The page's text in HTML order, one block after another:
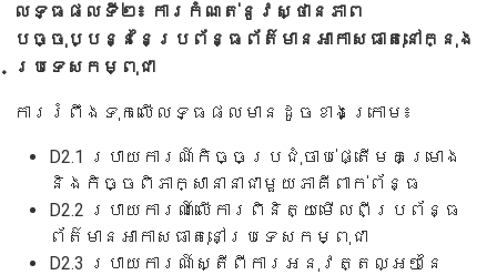
លទ្ធផលទី២៖ ការកំណត់នូវស្ថានភាព
បច្ចុប្បន្ននៃប្រព័ន្ធព័ត៌មានអាកាសធាតុនៅក្នុង
ប្រទេសកម្ពុជា
ការរំពឹងទុកលើលទ្ធផលមានដូចខាងក្រោម៖
D2.1 របាយការណ៍កិច្ចប្រជុំចាប់ផ្តើមគម្រោង
និងកិច្ចពិភាក្សានានាជាមួយភាគីពាក់ព័ន្ធ
D2.2 របាយការណ៍លើការពិនិត្យមើលពីប្រព័ន្ធ
ព័ត៌មានអាកាសធាតុនៅប្រទេសកម្ពុជា
D2.3 របាយការណ៍ស្តីពីការអនុវត្តល្អៗនៃ